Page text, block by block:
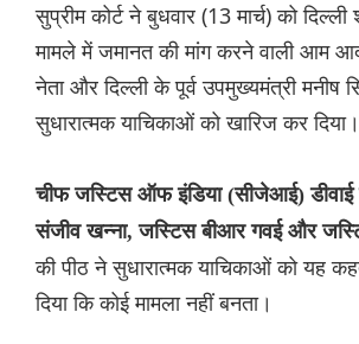
सुप्रीम कोर्ट ने बुधवार (13 मार्च) को दिल्ली
मामले में जमानत की मांग करने वाली आम
नेता और दिल्ली के पूर्व उपमुख्यमंत्री मनीष
सुधारात्मक याचिकाओं को खारिज कर दिया।
चीफ जस्टिस ऑफ इंडिया (सीजेआई)
संजीव खन्ना, जस्टिस बीआर गवई और
की पीठ ने सुधारात्मक याचिकाओं को यह
दिया कि कोई मामला नहीं बनता।